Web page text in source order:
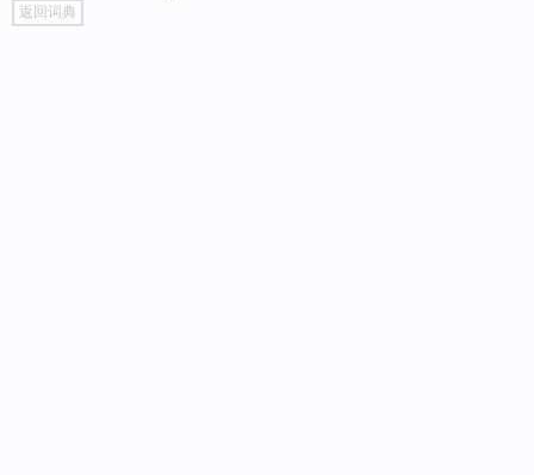
top
返回词典